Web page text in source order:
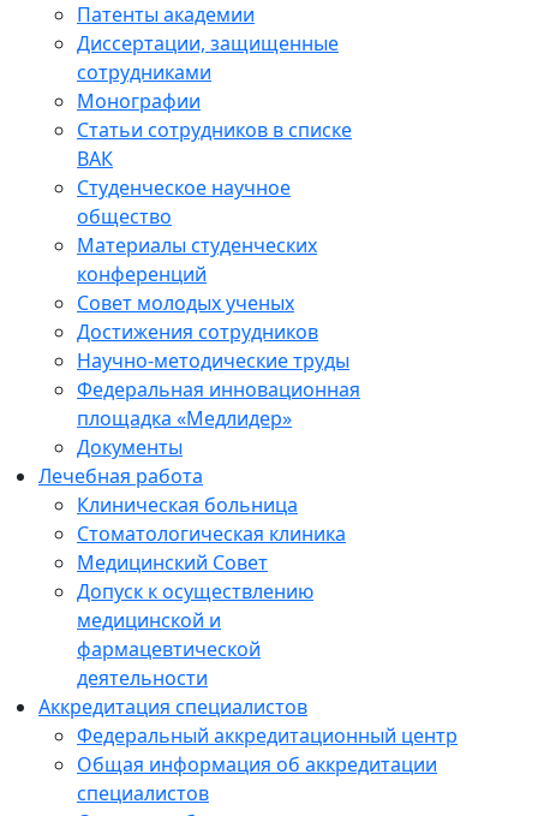
Патенты академии
Диссертации, защищенные
сотрудниками
Монографии
Статьи сотрудников в списке
ВАК
Студенческое научное
общество
Материалы студенческих
конференций
Совет молодых ученых
Достижения сотрудников
Научно-методические труды
Федеральная инновационная
площадка «Медлидер»
Документы
Лечебная работа
Клиническая больница
Стоматологическая клиника
Медицинский Совет
Допуск к осуществлению
медицинской и
фармацевтической
деятельности
Аккредитация специалистов
Федеральный аккредитационный центр
Общая информация об аккредитации
специалистов